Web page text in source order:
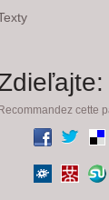
Recommandez cette